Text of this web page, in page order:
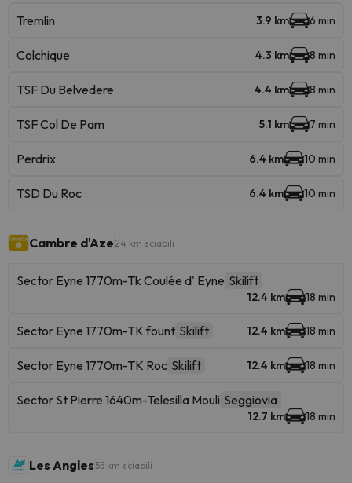
Tremlin 3.9 km 6 min
Colchique 4.3 km 8 min
TSF Du Belvedere 4.4 km 8 min
TSF Col De Pam 5.1 km 7 min
Perdrix 6.4 km 10 min
TSD Du Roc 6.4 km 10 min
Cambre d'Aze 24 km sciabili
Sector Eyne 1770m-Tk Coulée d' Eyne Skilift
12.4 km 18 min
Sector Eyne 1770m-TK fount Skilift 12.4 km 18 min
Sector Eyne 1770m-TK Roc Skilift 12.4 km 18 min
Sector St Pierre 1640m-Telesilla Mouli Seggiovia
12.7 km 18 min
Les Angles 55 km sciabili